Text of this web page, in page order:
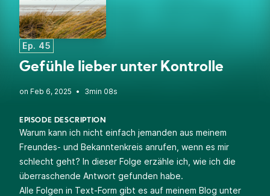
Ep. 45
Gefühle lieber unter Kontrolle
• 3min 08s
EPISODE DESCRIPTION
Warum kann ich nicht einfach jemanden aus meinem
Freundes- und Bekanntenkreis anrufen, wenn es mir
schlecht geht? In dieser Folge erzähle ich, wie ich die
überraschende Antwort gefunden habe.
Alle Folgen in Text-Form gibt es auf meinem Blog unter